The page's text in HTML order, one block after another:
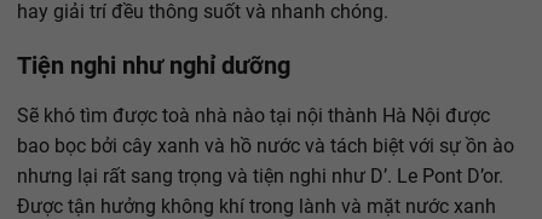
hay giải trí đều thông suốt và nhanh chóng.
Tiện nghi như nghỉ dưỡng
Sẽ khó tìm được toà nhà nào tại nội thành Hà Nội được
bao bọc bởi cây xanh và hồ nước và tách biệt với sự ồn ào
nhưng lại rất sang trọng và tiện nghi như D’. Le Pont D’or.
Được tận hưởng không khí trong lành và mặt nước xanh